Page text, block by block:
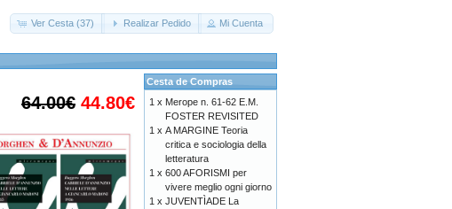
Ver Cesta (37) Realizar Pedido Mi Cuenta
64.00€ 44.80€
Cesta de Compras
1 x Merope n. 61-62 E.M.
FOSTER REVISITED
1 x A MARGINE Teoria
critica e sociologia della
letteratura
1 x 600 AFORISMI per
vivere meglio ogni giorno
1 x JUVENTÌADE La